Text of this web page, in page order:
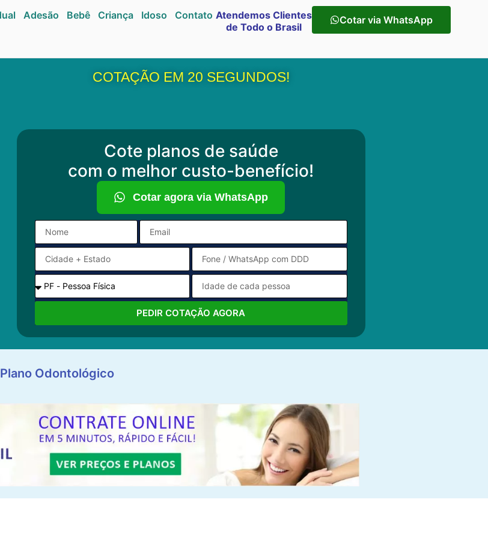
Adesão Bebê Criança Idoso Contato Atendemos Clientes
de Todo o Brasil
Cotar via WhatsApp
COTAÇÃO EM 20 SEGUNDOS!
Cote planos de saúde
com o melhor custo-benefício!
Cotar agora via WhatsApp
PEDIR COTAÇÃO AGORA
Odontológico